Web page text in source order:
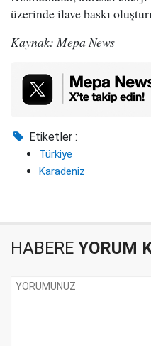
üzerinde ilave baskı
Kaynak: Mepa News
Etiketler :
Türkiye
Karadeniz
HABERE YORUM